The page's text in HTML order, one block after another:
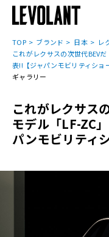
TOP ブランド 日本
レ
これがレクサスの次世代BEV
表!!【ジャパンモビリティショ
ギャラリー
これがレクサス
モデル「LF-ZC
パンモビリティ